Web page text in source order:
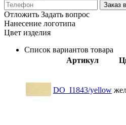
Заказ
Отложить Задать вопрос
Нанесение логотипа
Цвет изделия
Список вариантов товара
Артикул
DO_I1843/yellow